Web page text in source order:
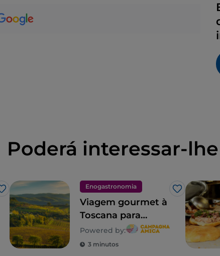
Poderá interessar-lhe
Gosto
Enogastronomia
Gosto
Viagem gourmet à
Toscana para
descobrir a sua
biodiversidade
Powered by:
3 minutos